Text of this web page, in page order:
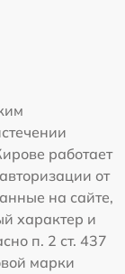
работает
от
на сайте,
характер и
п. 2 ст. 437
марки